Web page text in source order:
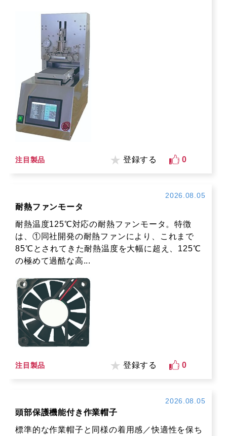
注目製品 登録する 0
2026.08.05
耐熱ファンモータ
耐熱温度125℃対応の耐熱ファンモータ。特徴
は、①同社開発の耐熱ファンにより、これまで
85℃とされてきた耐熱温度を大幅に超え、125℃
の極めて過酷な高...
注目製品 登録する 0
2026.08.05
頭部保護機能付き作業帽子
標準的な作業帽子と同様の着用感／快適性を保ち